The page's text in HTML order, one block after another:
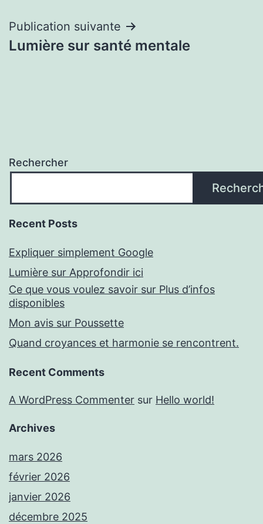
l’article
Publication suivante
Lumière sur santé mentale
Rechercher
Recent Posts
Expliquer simplement Google
Lumière sur Approfondir ici
Ce que vous voulez savoir sur Plus d’infos
disponibles
Mon avis sur Poussette
Quand croyances et harmonie se rencontrent.
Recent Comments
A WordPress Commenter sur Hello world!
Archives
mars 2026
février 2026
janvier 2026
décembre 2025